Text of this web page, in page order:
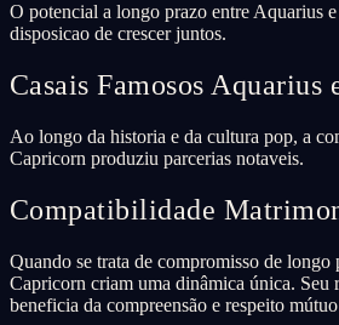
O potencial a longo prazo entre Aquarius
disposicao de crescer juntos.
Casais Famosos Aquarius
Ao longo da historia e da cultura pop, a
Capricorn produziu parcerias notaveis.
Compatibilidade
Quando se trata de compromisso de longo
Capricorn criam uma dinâmica única. Seu
beneficia da compreensão e respeito